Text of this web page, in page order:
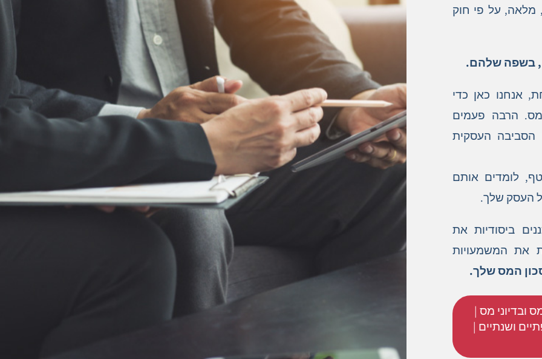
מלאה, על פי חוק
בשפה שלהם.
אנחנו כאן כדי
הרבה פעמים
הסביבה העסקית
לומדים אותם
העסק שלך.
ביסודיות את
את המשמעויות
המס שלך.
ובדיוני מס |
ושנתיים |